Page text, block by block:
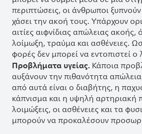
περιπτώσεις, οι άνθρωποι
χάσει την ακοή τους. Υπάρχουν
αιτίες αιφνίδιας απώλειας ακοής,
λοίμωξη, τραύμα και ασθένειες.
φορές δεν μπορεί να εντοπιστεί ο
Προβλήματα υγείας.Κάποια
αυξάνουν την πιθανότητα
από αυτά είναι ο διαβήτης, η
κάπνισμα και η υψηλή αρτηριακή
λοιμώξεις, οι ασθένειες και τα
μπορούν να προκαλέσουν